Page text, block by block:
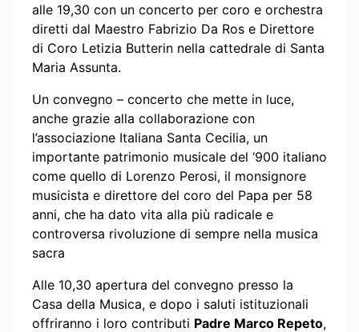
alle 19,30 con un concerto per coro e orchestra
diretti dal Maestro Fabrizio Da Ros e Direttore
di Coro Letizia Butterin nella cattedrale di Santa
Maria Assunta.
Un convegno – concerto che mette in luce,
anche grazie alla collaborazione con
l’associazione Italiana Santa Cecilia, un
importante patrimonio musicale del ‘900 italiano
come quello di Lorenzo Perosi, il monsignore
musicista e direttore del coro del Papa per 58
anni, che ha dato vita alla più radicale e
controversa rivoluzione di sempre nella musica
sacra
Alle 10,30 apertura del convegno presso la
Casa della Musica, e dopo i saluti istituzionali
offriranno i loro contributi Padre Marco Repeto,